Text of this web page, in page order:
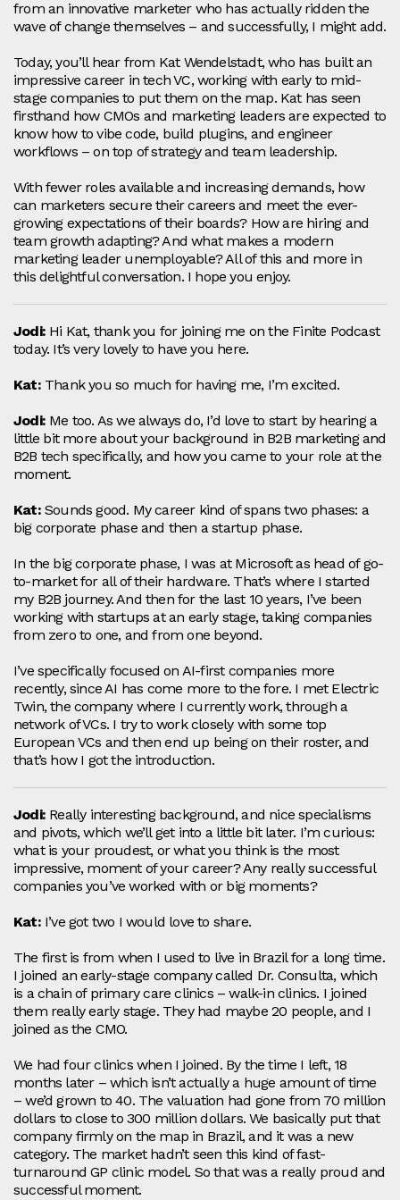
from an innovative marketer who has actually ridden the
wave of change themselves – and successfully, I might add.
Today, you’ll hear from Kat Wendelstadt, who has built an
impressive career in tech VC, working with early to mid-
stage companies to put them on the map. Kat has seen
firsthand how CMOs and marketing leaders are expected to
know how to vibe code, build plugins, and engineer
workflows – on top of strategy and team leadership.
With fewer roles available and increasing demands, how
can marketers secure their careers and meet the ever-
growing expectations of their boards? How are hiring and
team growth adapting? And what makes a modern
marketing leader unemployable? All of this and more in
this delightful conversation. I hope you enjoy.
Jodi: Hi Kat, thank you for joining me on the Finite Podcast
today. It’s very lovely to have you here.
Kat:Thank you so much for having me, I’m excited.
Jodi: Me too. As we always do, I’d love to start by hearing a
little bit more about your background in B2B marketing and
B2B tech specifically, and how you came to your role at the
moment.
Kat:Sounds good. My career kind of spans two phases: a
big corporate phase and then a startup phase.
In the big corporate phase, I was at Microsoft as head of go-
to-market for all of their hardware. That’s where I started
my B2B journey. And then for the last 10 years, I’ve been
working with startups at an early stage, taking companies
from zero to one, and from one beyond.
I’ve specifically focused on AI-first companies more
recently, since AI has come more to the fore. I met Electric
Twin, the company where I currently work, through a
network of VCs. I try to work closely with some top
European VCs and then end up being on their roster, and
that’s how I got the introduction.
Jodi: Really interesting background, and nice specialisms
and pivots, which we’ll get into a little bit later. I’m curious:
what is your proudest, or what you think is the most
impressive, moment of your career? Any really successful
companies you’ve worked with or big moments?
Kat:I’ve got two I would love to share.
The first is from when I used to live in Brazil for a long time.
I joined an early-stage company called Dr. Consulta, which
is a chain of primary care clinics – walk-in clinics. I joined
them really early stage. They had maybe 20 people, and I
joined as the CMO.
We had four clinics when I joined. By the time I left, 18
months later – which isn’t actually a huge amount of time
– we’d grown to 40. The valuation had gone from 70 million
dollars to close to 300 million dollars. We basically put that
company firmly on the map in Brazil, and it was a new
category. The market hadn’t seen this kind of fast-
turnaround GP clinic model. So that was a really proud and
successful moment.